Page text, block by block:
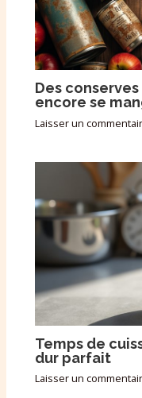
Des
encore se
Laisser un
Temps de
dur parfait
Laisser un